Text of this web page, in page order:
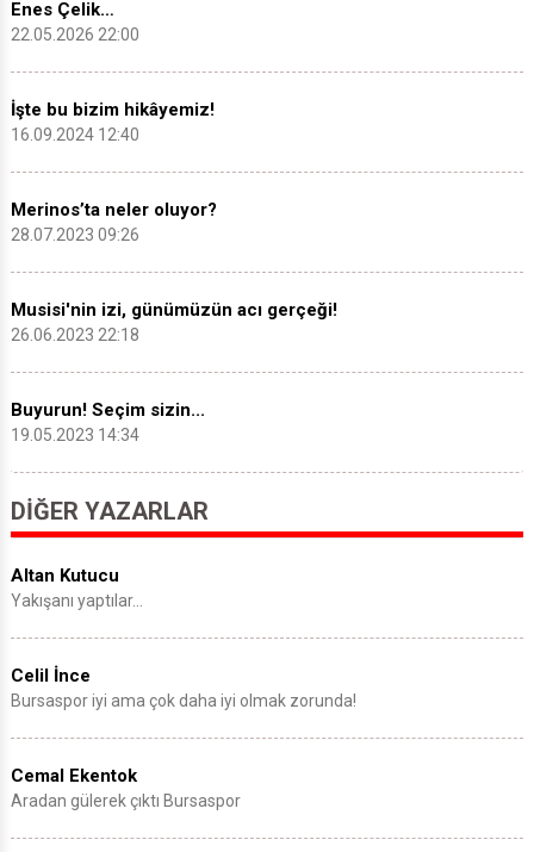
Enes Çelik…
22.05.2026 22:00
İşte bu bizim hikâyemiz!
16.09.2024 12:40
Merinos’ta neler oluyor?
28.07.2023 09:26
Musisi'nin izi, günümüzün acı gerçeği!
26.06.2023 22:18
Buyurun! Seçim sizin...
19.05.2023 14:34
DIĞER YAZARLAR
Altan Kutucu
Yakışanı yaptılar…
Celil İnce
Bursaspor iyi ama çok daha iyi olmak zorunda!
Cemal Ekentok
Aradan gülerek çıktı Bursaspor